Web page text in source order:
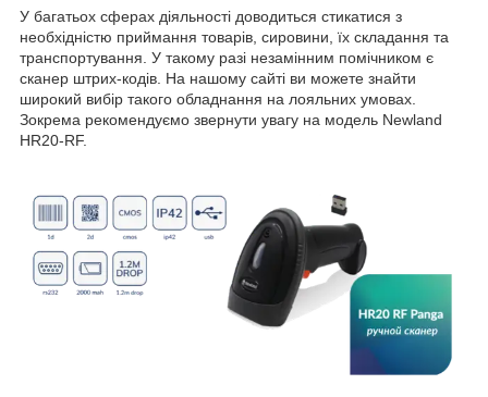
У багатьох сферах діяльності доводиться стикатися з
необхідністю приймання товарів, сировини, їх складання та
транспортування. У такому разі незамінним помічником є
сканер штрих-кодів. На нашому сайті ви можете знайти
широкий вибір такого обладнання на лояльних умовах.
Зокрема рекомендуємо звернути увагу на модель Newland
HR20-RF.